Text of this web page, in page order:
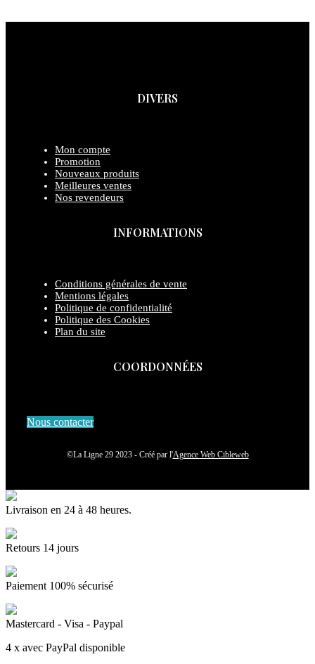
DIVERS
Mon compte
Promotion
Nouveaux produits
Meilleures ventes
Nos revendeurs
INFORMATIONS
Conditions générales de vente
Mentions légales
Politique de confidentialité
Politique des Cookies
Plan du site
COORDONNÉES
Nous contacter
©La Ligne 29 2023 - Créé par l'Agence Web Cibleweb
Livraison en 24 à 48 heures.
Retours 14 jours
Paiement 100% sécurisé
Mastercard - Visa - Paypal
4 x avec PayPal disponible